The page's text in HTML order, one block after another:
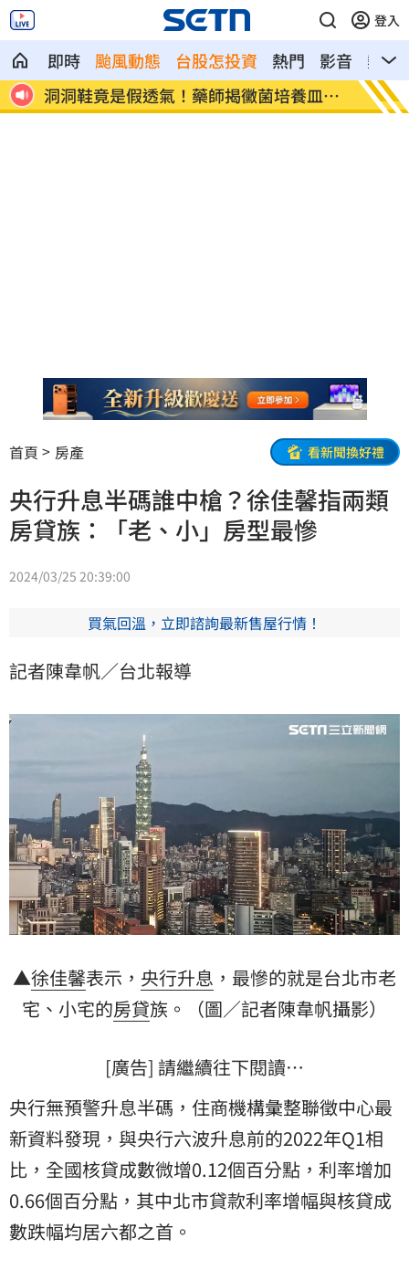
登入
即時 颱風動態 台股怎投資 熱門 影音
熱搜
洞洞鞋竟是假透氣！藥師揭黴菌培養皿真
相
遭蔡
文
首頁 房產 看新聞換好禮
央行升息半碼誰中槍？徐佳馨指兩類
房貸族：「老、小」房型最慘
2024/03/25 20:39:00
買氣回溫，立即諮詢最新售屋行情！
記者陳韋帆／台北報導
▲徐佳馨表示， 央行升息 ，最慘的就是台北市老
宅、小宅的房貸族。（圖／記者陳韋帆攝影）
[廣告] 請繼續往下閱讀…
央行無預警升息半碼，住商機構彙整聯徵中心最
新資料發現，與央行六波升息前的2022年Q1相
比，全國核貸成數微增0.12個百分點，利率增加
0.66個百分點，其中北市貸款利率增幅與核貸成
數跌幅均居六都之首。